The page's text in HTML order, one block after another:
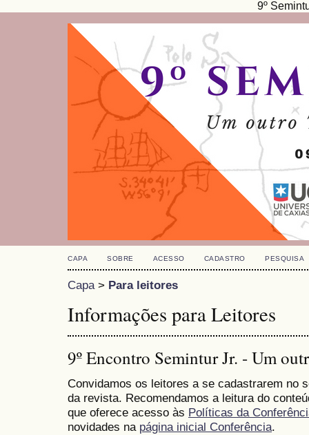
9º
CAPA SOBRE ACESSO CADASTRO PESQUISA
Capa> Para leitores
Informações para Leitores
9º Encontro Semintur Jr. - Um
Convidamos os leitores a se cadastrarem no
da revista. Recomendamos a leitura do
que oferece acesso às Políticas da
novidades na página inicial Conferência.